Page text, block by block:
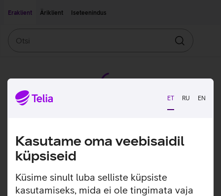
ET RU EN
Kasutame oma veebisaidil
küpsiseid
Küsime sinult luba selliste küpsiste
kasutamiseks, mida ei ole tingimata vaja
Eraklient
Äriklient Iseteenindus
Otsin